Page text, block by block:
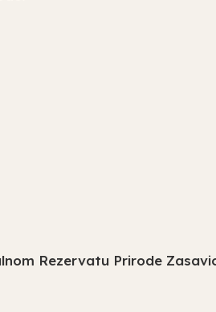
Rezervatu Prirode